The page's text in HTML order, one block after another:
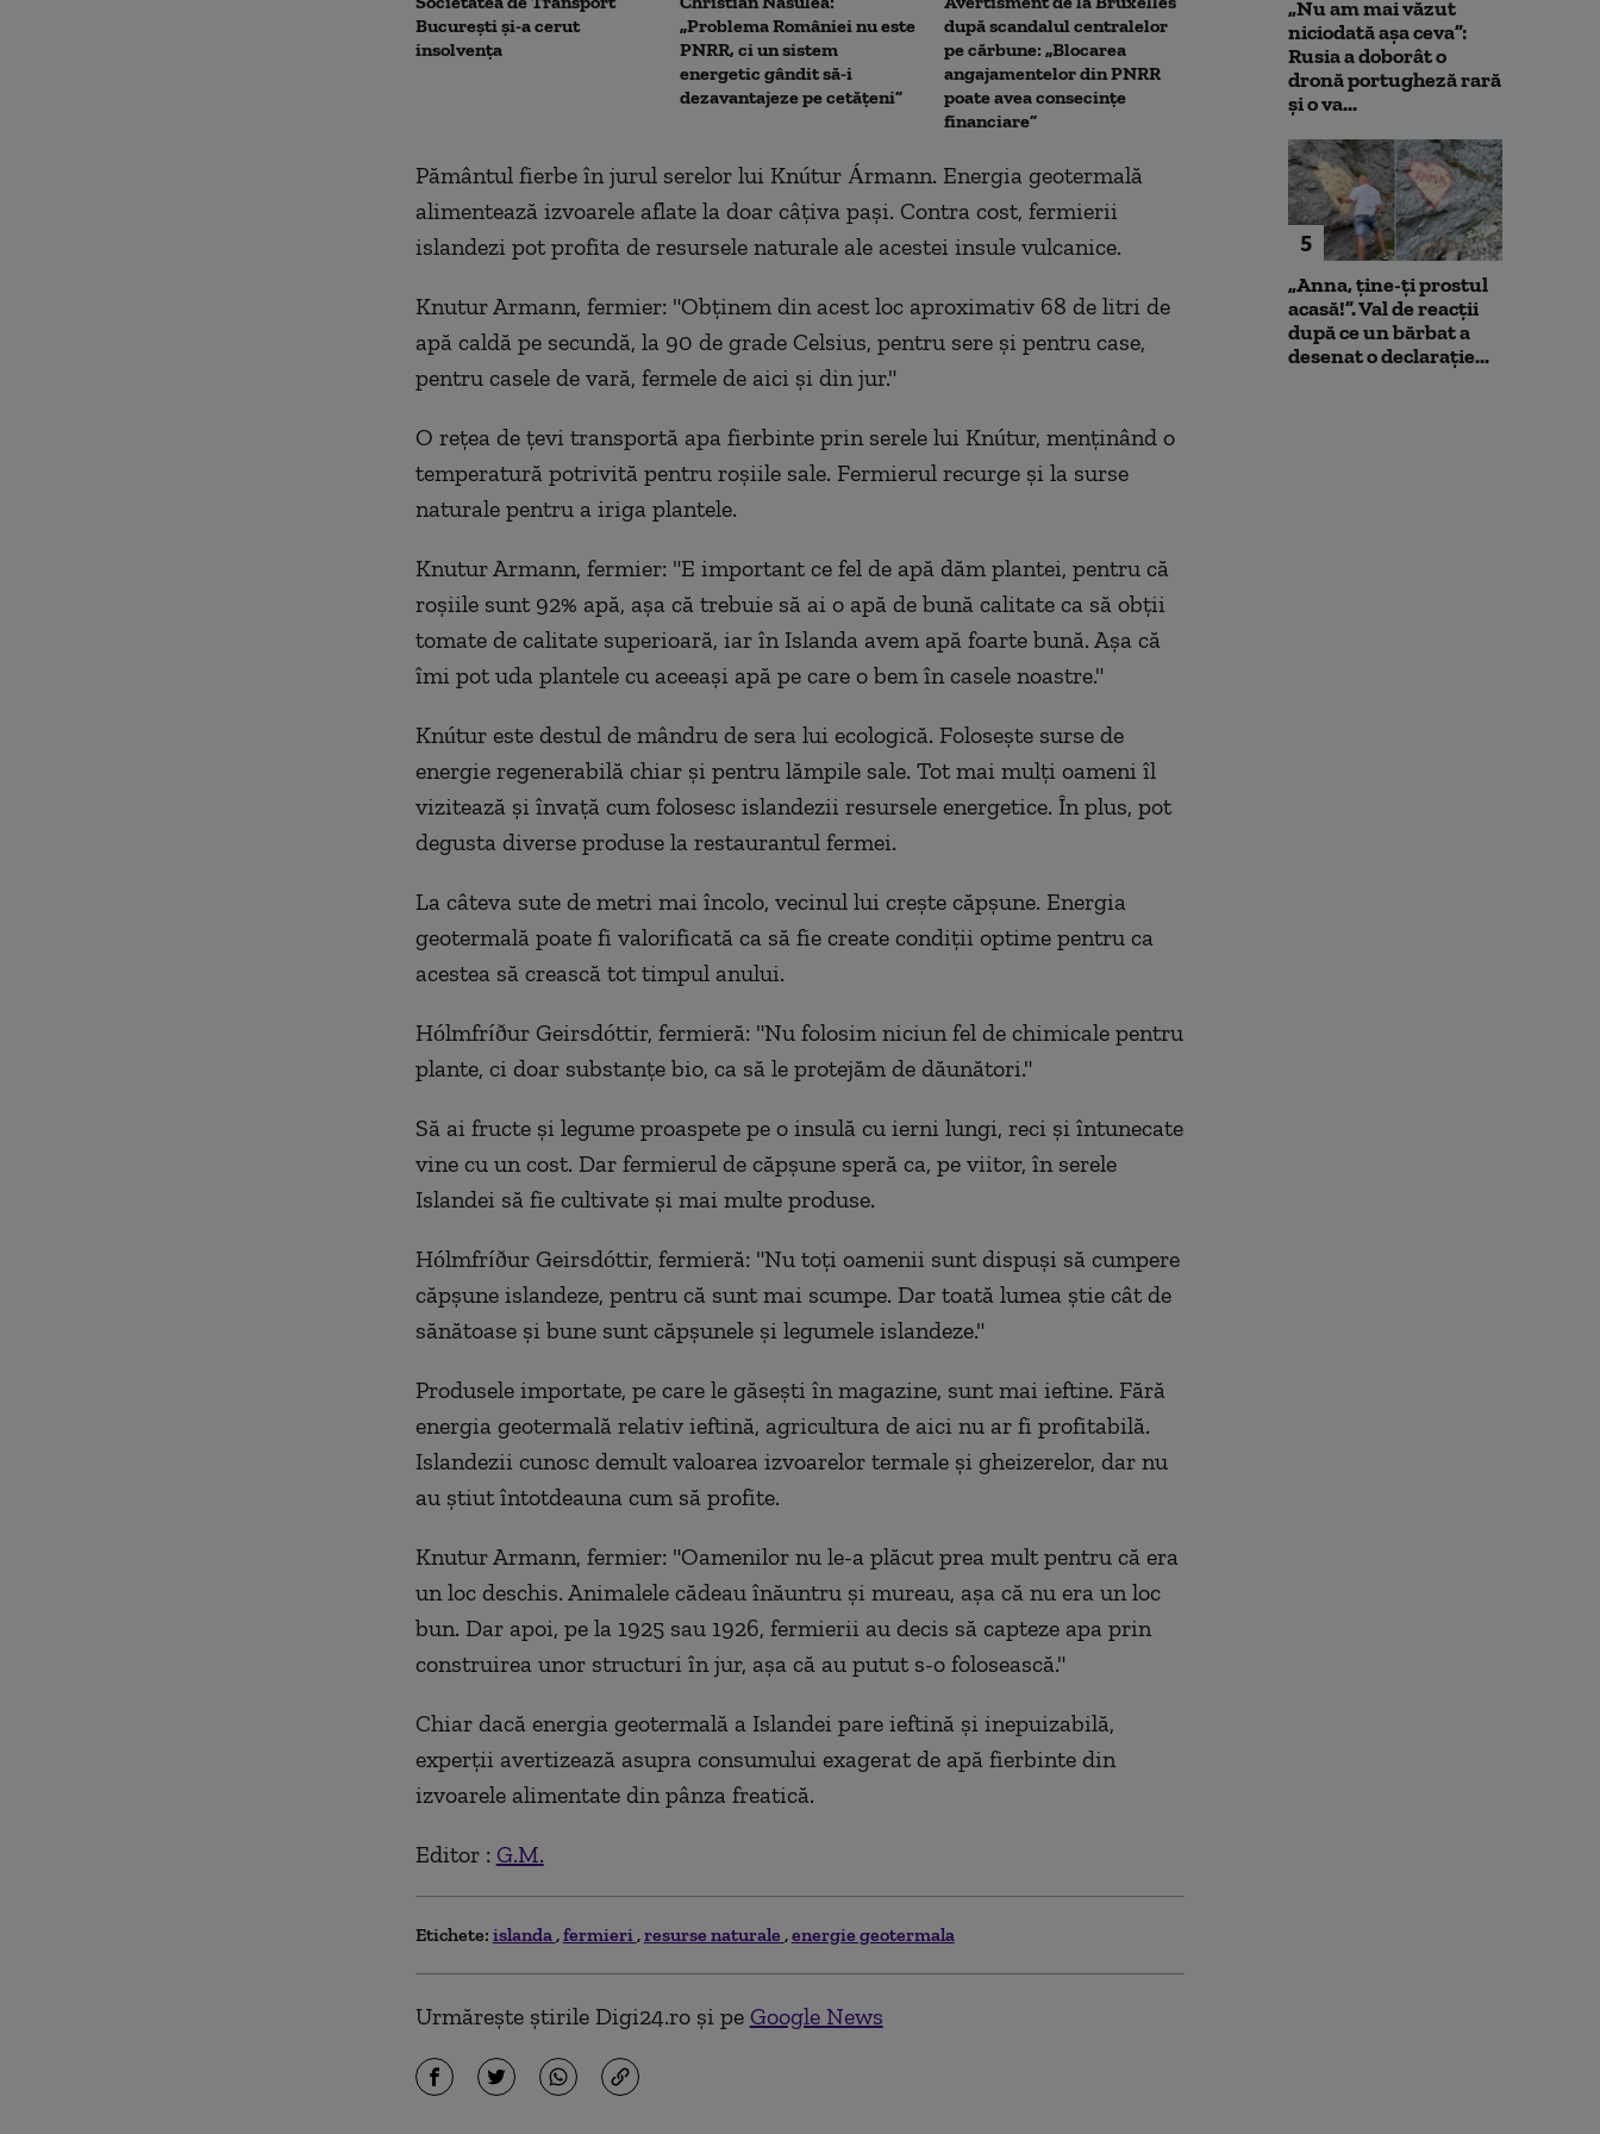
București și-a cerut
insolvența
„Problema României nu este
PNRR, ci un sistem
energetic gândit să-i
dezavantajeze pe cetățeni”
după scandalul centralelor
pe cărbune: „Blocarea
angajamentelor din PNRR
poate avea consecințe
financiare”
deschide calea spre
parteneriatul civil. ACCEPT:
Nu poți impune obligații
fără să oferi și drepturi
Ce spune
Pământul fierbe în jurul serelor lui Knútur Ármann. Energia geotermală
alimentează izvoarele aflate la doar câțiva pași. Contra cost, fermierii
islandezi pot profita de resursele naturale ale acestei insule vulcanice.
Knutur Armann, fermier: "Obținem din acest loc aproximativ 68 de litri de
apă caldă pe secundă, la 90 de grade Celsius, pentru sere și pentru case,
pentru casele de vară, fermele de aici și din jur."
O rețea de țevi transportă apa fierbinte prin serele lui Knútur, menținând o
temperatură potrivită pentru roșiile sale. Fermierul recurge și la surse
naturale pentru a iriga plantele.
Knutur Armann, fermier: "E important ce fel de apă dăm plantei, pentru că
roșiile sunt 92% apă, așa că trebuie să ai o apă de bună calitate ca să obții
tomate de calitate superioară, iar în Islanda avem apă foarte bună. Așa că
îmi pot uda plantele cu aceeași apă pe care o bem în casele noastre."
Knútur este destul de mândru de sera lui ecologică. Folosește surse de
energie regenerabilă chiar și pentru lămpile sale. Tot mai mulți oameni îl
vizitează și învață cum folosesc islandezii resursele energetice. În plus, pot
degusta diverse produse la restaurantul fermei.
La câteva sute de metri mai încolo, vecinul lui crește căpșune. Energia
geotermală poate fi valorificată ca să fie create condiții optime pentru ca
acestea să crească tot timpul anului.
Hólmfríður Geirsdóttir, fermieră: "Nu folosim niciun fel de chimicale pentru
plante, ci doar substanțe bio, ca să le protejăm de dăunători."
Să ai fructe și legume proaspete pe o insulă cu ierni lungi, reci și întunecate
vine cu un cost. Dar fermierul de căpșune speră ca, pe viitor, în serele
Islandei să fie cultivate și mai multe produse.
Hólmfríður Geirsdóttir, fermieră: "Nu toți oamenii sunt dispuși să cumpere
căpșune islandeze, pentru că sunt mai scumpe. Dar toată lumea știe cât de
sănătoase și bune sunt căpșunele și legumele islandeze."
Produsele importate, pe care le găsești în magazine, sunt mai ieftine. Fără
energia geotermală relativ ieftină, agricultura de aici nu ar fi profitabilă.
Islandezii cunosc demult valoarea izvoarelor termale și gheizerelor, dar nu
au știut întotdeauna cum să profite.
Knutur Armann, fermier: "Oamenilor nu le-a plăcut prea mult pentru că era
un loc deschis. Animalele cădeau înăuntru și mureau, așa că nu era un loc
bun. Dar apoi, pe la 1925 sau 1926, fermierii au decis să capteze apa prin
construirea unor structuri în jur, așa că au putut s-o folosească."
Chiar dacă energia geotermală a Islandei pare ieftină și inepuizabilă,
experții avertizează asupra consumului exagerat de apă fierbinte din
izvoarele alimentate din pânza freatică.
Editor : G.M.
Etichete: islanda fermieri resurse naturale energie geotermala
Urmărește știrile Digi24.ro și pe Google News
„Nu am mai văzut
niciodată așa ceva”:
Rusia a doborât o
dronă portugheză rară
și o va...
5
„Anna, ţine-ţi prostul
acasă!”. Val de reacții
după ce un bărbat a
desenat o declarație...